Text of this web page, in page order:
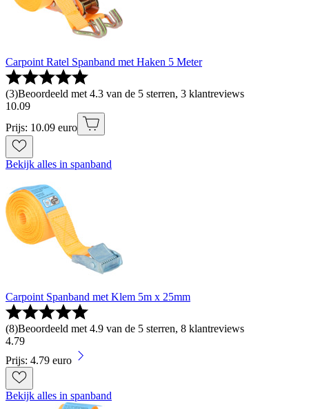
Carpoint Ratel Spanband met Haken 5 Meter
(3)Beoordeeld met 4.3 van de 5 sterren, 3 klantreviews
10.09
Prijs: 10.09 euro
Bekijk alles in spanband
Carpoint Spanband met Klem 5m x 25mm
(8)Beoordeeld met 4.9 van de 5 sterren, 8 klantreviews
4.79
Prijs: 4.79 euro
Bekijk alles in spanband